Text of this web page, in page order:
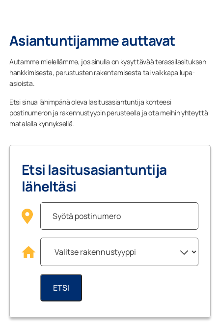
Asiantuntijamme auttavat
Autamme mielellämme, jos sinulla on kysyttävää terassilasituksen
hankkimisesta, perustusten rakentamisesta tai vaikkapa lupa-
asioista.
Etsi sinua lähimpänä oleva lasitusasiantuntija kohteesi
postinumeron ja rakennustyypin perusteella ja ota meihin yhteyttä
matalalla kynnyksellä.
Etsi lasitusasiantuntija
läheltäsi